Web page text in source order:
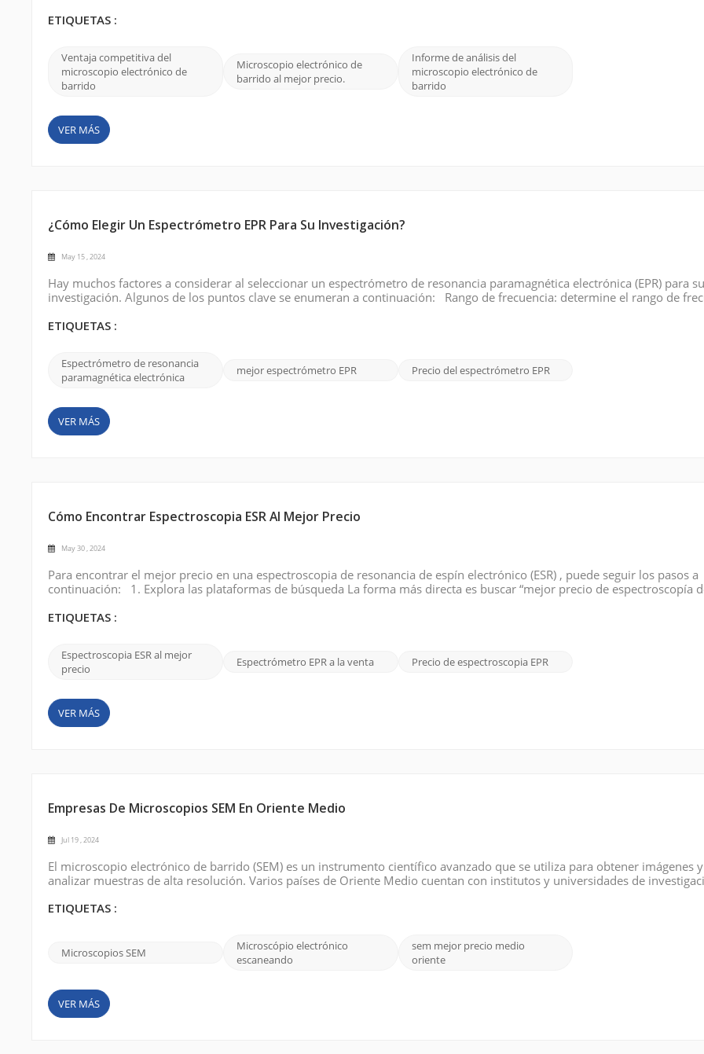
opciones asequibles, CIQT...
ETIQUETAS :
Ventaja competitiva del
microscopio electrónico de
barrido
Microscopio electrónico de
barrido al mejor precio.
Informe de análisis del
microscopio electrónico de
barrido
VER MÁS
¿Cómo Elegir Un Espectrómetro EPR Para Su Investigación?
May 15 , 2024
Hay muchos factores a considerar al seleccionar un espectrómetro de resonancia paramagnética electrónica (EPR) para su
investigación. Algunos de los puntos clave se enumeran a continuación: Rango de frecuencia: determine el rango de
y banda W. La elección depen...
ETIQUETAS :
Espectrómetro de resonancia
paramagnética electrónica
mejor espectrómetro EPR Precio del espectrómetro EPR
VER MÁS
Cómo Encontrar Espectroscopia ESR Al Mejor Precio
May 30 , 2024
Para encontrar el mejor precio en una espectroscopia de resonancia de espín electrónico (ESR) , puede seguir los pasos a
continuación: 1. Explora las plataformas de búsqueda La forma más directa es buscar “mejor precio de espectroscopía
oferta, asequible, etc. para describi...
ETIQUETAS :
Espectroscopia ESR al mejor
precio
Espectrómetro EPR a la venta Precio de espectroscopia EPR
VER MÁS
Empresas De Microscopios SEM En Oriente Medio
Jul 19 , 2024
El microscopio electrónico de barrido (SEM) es un instrumento científico avanzado que se utiliza para obtener imágenes y
analizar muestras de alta resolución. Varios países de Oriente Medio cuentan con institutos y universidades de
investigación y desarrollo...
ETIQUETAS :
Microscopios SEM
Microscópio electrónico
escaneando
sem mejor precio medio
oriente
VER MÁS